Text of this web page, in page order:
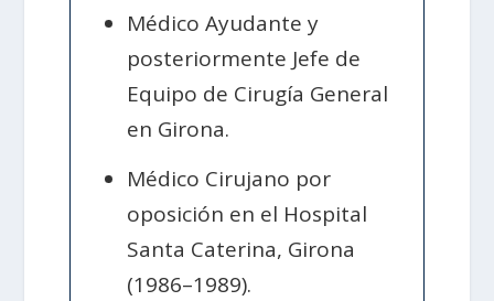
Médico Ayudante y
posteriormente Jefe de
Equipo de Cirugía General
en Girona.
Médico Cirujano por
oposición en el Hospital
Santa Caterina, Girona
(1986–1989).